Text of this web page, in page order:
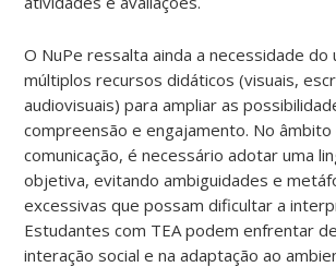
O NuPe ressalta ainda a necessidade do
múltiplos recursos didáticos (visuais,
audiovisuais) para ampliar as
compreensão e engajamento. No âmbito
comunicação, é necessário adotar uma
objetiva, evitando ambiguidades e
excessivas que possam dificultar a
Estudantes com TEA podem enfrentar
interação social e na adaptação ao